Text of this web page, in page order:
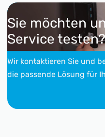
Sie möchten
Service testen?
Wir kontaktieren Sie und
die passende Lösung für